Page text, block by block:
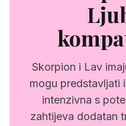
Skorpion i Lav
mogu predstavljati
intenzivna s
zahtijeva dodatan